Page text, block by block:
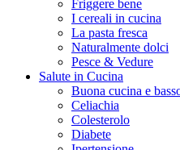
Friggere bene
I cereali in cucina
La pasta fresca
Naturalmente dolci
Pesce & Vedure
Salute in Cucina
Buona cucina e
Celiachia
Colesterolo
Diabete